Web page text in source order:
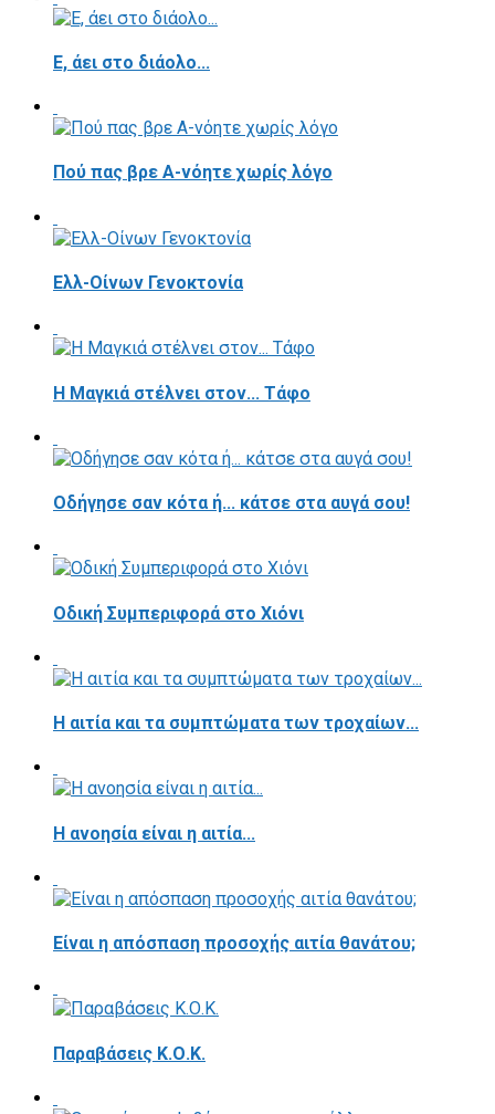
E, άει στο διάολο...
Πού πας βρε Α-νόητε χωρίς λόγο
Ελλ-Οίνων Γενοκτονία
H Μαγκιά στέλνει στον... Τάφο
Οδήγησε σαν κότα ή... κάτσε στα αυγά σου!
Οδική Συμπεριφορά στο Χιόνι
Η αιτία και τα συμπτώματα των τροχαίων...
Η ανοησία είναι η αιτία...
Είναι η απόσπαση προσοχής αιτία θανάτου;
Παραβάσεις Κ.Ο.Κ.